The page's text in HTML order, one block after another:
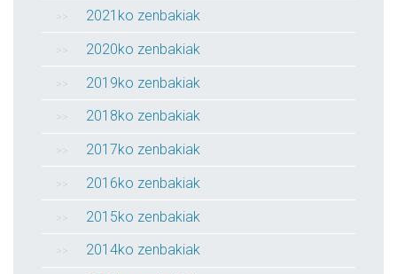
2021ko zenbakiak
2020ko zenbakiak
2019ko zenbakiak
2018ko zenbakiak
2017ko zenbakiak
2016ko zenbakiak
2015ko zenbakiak
2014ko zenbakiak